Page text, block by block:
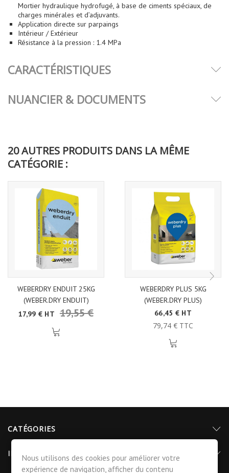
Mortier hydraulique hydrofugé, à base de ciments spéciaux, de
charges minérales et d’adjuvants.
Application directe sur parpaings
Intérieur / Extérieur
Résistance à la pression : 1.4 MPa
CARACTÉRISTIQUES
NUANCIER & DOCUMENTS
20 AUTRES PRODUITS DANS LA MÊME
CATÉGORIE :
WEBERDRY ENDUIT 25KG
(WEBER.DRY ENDUIT)
17,99 € HT
19,55 €
WEBERDRY PLUS 5KG
(WEBER.DRY PLUS)
66,45 € HT
79,74 € TTC
CATÉGORIES
INFORMATIONS
Nous utilisons des cookies pour améliorer votre
expérience de navigation, afficher du contenu